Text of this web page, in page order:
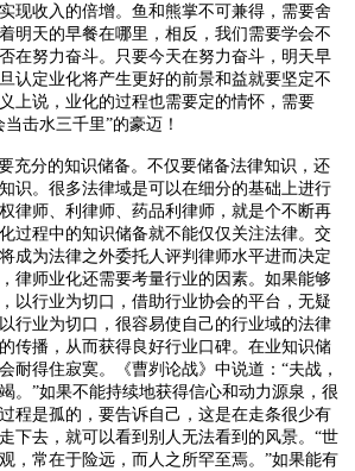
现收入的倍增。鱼和熊掌不可兼得，需要舍
明天的早餐在哪里，相反，我们需要学会不
在努力奋斗。只要今天在努力奋斗，明天早
认定业化将产生更好的前景和益就要坚定不
上说，业化的过程也需要定的情怀，需要
击水三千里”的豪迈！
充分的知识储备。不仅要储备法律知识，还
识。很多法律域是可以在细分的基础上进行
律师、利律师、药品利律师，就是个不断再
过程中的知识储备就不能仅仅关注法律。交
成为法律之外委托人评判律师水平进而决定
律师业化还需要考量行业的因素。如果能够
以行业为切口，借助行业协会的平台，无疑
行业为切口，很容易使自己的行业域的法律
传播，从而获得良好行业口碑。在业知识储
耐得住寂寞。《曹刿论战》中说道：“夫战，
。”如果不能持续地获得信心和动力源泉，很
程是孤的，要告诉自己，这是在走条很少有
下去，就可以看到别人无法看到的风景。“世
，常在于险远，而人之所罕至焉。”如果能有